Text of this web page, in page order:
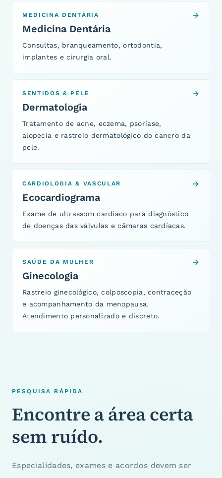
MEDICINA DENTÁRIA
Medicina Dentária
Consultas, branqueamento, ortodontia,
implantes e cirurgia oral.
SENTIDOS & PELE
Dermatologia
Tratamento de acne, eczema, psoríase,
alopecia e rastreio dermatológico do cancro da
pele.
CARDIOLOGIA & VASCULAR
Ecocardiograma
Exame de ultrassom cardíaco para diagnóstico
de doenças das válvulas e câmaras cardíacas.
SAÚDE DA MULHER
Ginecologia
Rastreio ginecológico, colposcopia, contraceção
e acompanhamento da menopausa.
Atendimento personalizado e discreto.
PESQUISA RÁPIDA
Encontre a área certa
sem ruído.
Especialidades, exames e acordos devem ser